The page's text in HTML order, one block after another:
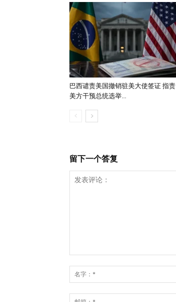
巴西谴责美国撤销驻美大使签证 指责
美方干预总统选举...
留下一个答复